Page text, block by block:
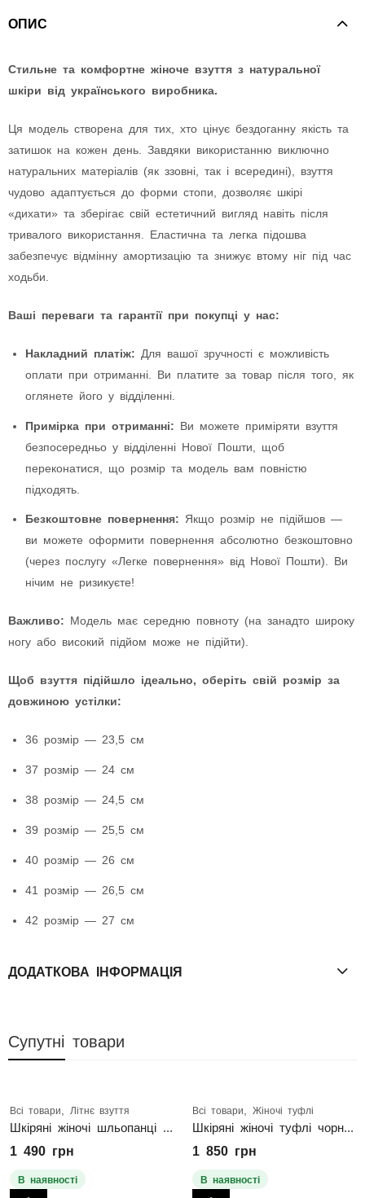
ОПИС
Стильне та комфортне жіноче взуття з натуральної
шкіри від українського виробника.
Ця модель створена для тих, хто цінує бездоганну якість та
затишок на кожен день. Завдяки використанню виключно
натуральних матеріалів (як ззовні, так і всередині), взуття
чудово адаптується до форми стопи, дозволяє шкірі
«дихати» та зберігає свій естетичний вигляд навіть після
тривалого використання. Еластична та легка підошва
забезпечує відмінну амортизацію та знижує втому ніг під час
ходьби.
Ваші переваги та гарантії при покупці у нас:
Накладний платіж: Для вашої зручності є можливість
оплати при отриманні. Ви платите за товар після того, як
оглянете його у відділенні.
Примірка при отриманні: Ви можете приміряти взуття
безпосередньо у відділенні Нової Пошти, щоб
переконатися, що розмір та модель вам повністю
підходять.
Безкоштовне повернення: Якщо розмір не підійшов —
ви можете оформити повернення абсолютно безкоштовно
(через послугу «Легке повернення» від Нової Пошти). Ви
нічим не ризикуєте!
Важливо: Модель має середню повноту (на занадто широку
ногу або високий підйом може не підійти).
Щоб взуття підійшло ідеально, оберіть свій розмір за
довжиною устілки:
36 розмір — 23,5 см
37 розмір — 24 см
38 розмір — 24,5 см
39 розмір — 25,5 см
40 розмір — 26 см
41 розмір — 26,5 см
42 розмір — 27 см
ДОДАТКОВА ІНФОРМАЦІЯ
Супутні товари
Всі товари Літнє взуття
1 490 грн
В наявності
Всі товари Жіночі туфлі
1 850 грн
В наявності